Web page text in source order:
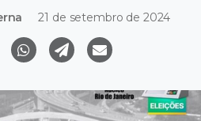
21 de setembro de 2024